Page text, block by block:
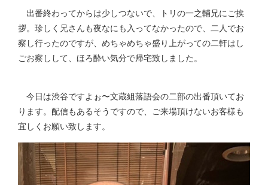
出番終わってからは少しつないで、トリの一之輔兄にご挨
拶。珍しく兄さんも夜なにも入ってなかったので、二人でお
察し行ったのですが、めちゃめちゃ盛り上がっての二軒はし
ごお察しして、ほろ酔い気分で帰宅致しました。
今日は渋谷ですよぉ〜文蔵組落語会の二部の出番頂いてお
ります。配信もあるそうですので、ご来場頂けないお客様も
宜しくお願い致します。